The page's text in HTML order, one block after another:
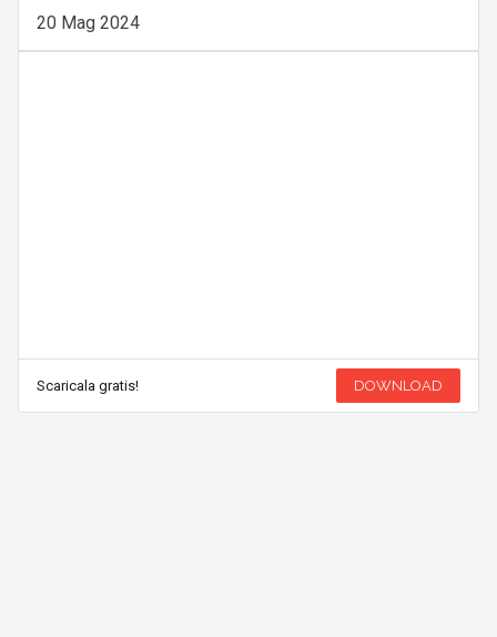
20 Mag 2024
Scaricala gratis! DOWNLOAD